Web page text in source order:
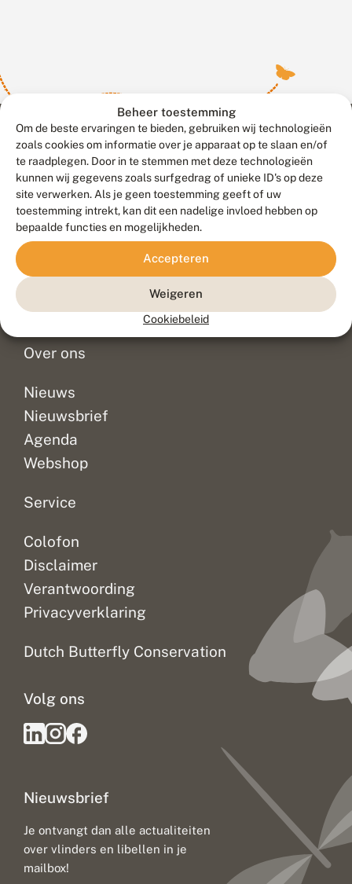
Beheer toestemming
Om de beste ervaringen te bieden, gebruiken wij technologieën
zoals cookies om informatie over je apparaat op te slaan en/of
te raadplegen. Door in te stemmen met deze technologieën
kunnen wij gegevens zoals surfgedrag of unieke ID's op deze
site verwerken. Als je geen toestemming geeft of uw
toestemming intrekt, kan dit een nadelige invloed hebben op
bepaalde functies en mogelijkheden.
Accepteren
Weigeren
Cookiebeleid
Contact
Veelgestelde vragen
Doneer
Over ons
Nieuws
Nieuwsbrief
Agenda
Webshop
Service
Colofon
Disclaimer
Verantwoording
Privacyverklaring
Dutch Butterfly Conservation
Nieuwsbrief
Je ontvangt dan alle actualiteiten
over vlinders en libellen in je
mailbox!
Volg ons
Meld waarnemingen© 2026 Vlinderstichting
Duurzaam ontwikkeld door
Go2People
, ontworpen door
Blue Field Agency
Privacy
Disclaimer
Sitemap